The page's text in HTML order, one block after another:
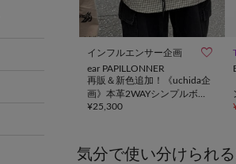
インフルエンサー企画 
ear PAPILLONNER
再販＆新色追加！《uchida企
画》本革2WAYシンプルボス
トンバッグ
¥25,300
気分で使い分けられ